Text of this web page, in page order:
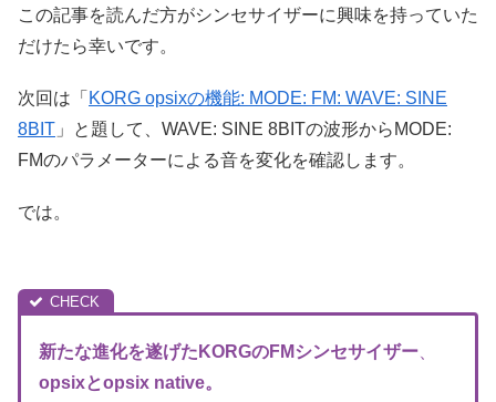
この記事を読んだ方がシンセサイザーに興味を持っていた
だけたら幸いです。
次回は「 KORG opsixの機能: MODE: FM: WAVE: SINE
8BIT 」と題して、WAVE: SINE 8BITの波形からMODE:
FMのパラメーターによる音を変化を確認します。
では。
新たな進化を遂げたKORGのFMシンセサイザー
opsixとopsix native。